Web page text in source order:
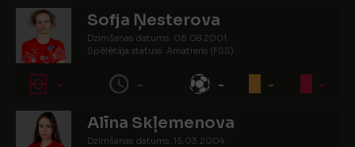
Sofja Ņesterova
Dzimšanas datums: 06.08.2001.
Spēlētāja statuss: Amatieris (FSS)
- - - - -
Alīna Skļemenova
Dzimšanas datums: 15.03.2004.